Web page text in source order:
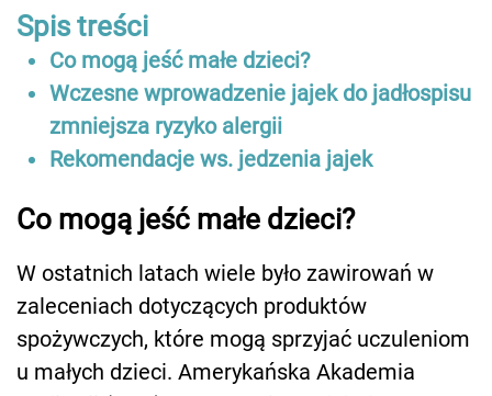
Spis treści
Co mogą jeść małe dzieci?
Wczesne wprowadzenie jajek do jadłospisu
zmniejsza ryzyko alergii
Rekomendacje ws. jedzenia jajek
Co mogą jeść małe dzieci?
W ostatnich latach wiele było zawirowań w
zaleceniach dotyczących produktów
spożywczych, które mogą sprzyjać uczuleniom
u małych dzieci. Amerykańska Akademia